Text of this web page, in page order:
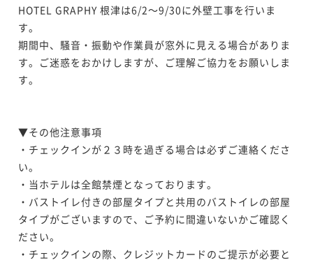
HOTEL GRAPHY 根津は6/2～9/30に外壁工事を行いま
す。
期間中、騒音・振動や作業員が窓外に見える場合がありま
す。ご迷惑をおかけしますが、ご理解ご協力をお願いしま
す。
▼その他注意事項
・チェックインが２３時を過ぎる場合は必ずご連絡くださ
い。
・当ホテルは全館禁煙となっております。
・バストイレ付きの部屋タイプと共用のバストイレの部屋
タイプがございますので、ご予約に間違いないかご確認く
ださい。
・チェックインの際、クレジットカードのご提示が必要と